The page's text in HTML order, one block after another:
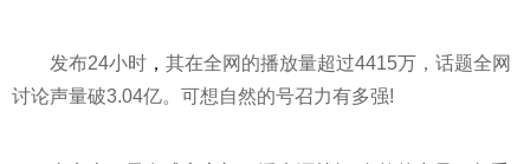
发布24小时 ， 其在全网的播放量超过4415万，话题全网
讨论声量破3.04亿。可想自然的号召力有多强!